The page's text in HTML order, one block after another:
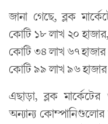
জানা গেছে, ব্লক
কোটি ১৮ লাখ ২০ হাজার,
কোটি ৩৪ লাখ ৬৭ হাজার
কোটি ৯৯ লাখ ৯৬ হাজার
এছাড়া, ব্লক
অন্যান্য কোম্পানিগুলোর